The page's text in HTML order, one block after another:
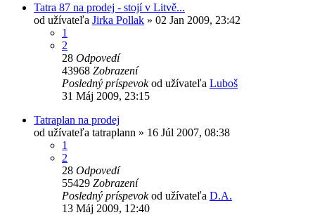
Tatra 87 na prodej - stojí v Litvě...
od užívateľa Jirka Pollak » 02 Jan 2009, 23:42
1
2
28 Odpovedí
43968 Zobrazení
Posledný príspevokod užívateľa Luboš
31 Máj 2009, 23:15
Tatraplan na prodej
od užívateľa tatraplann » 16 Júl 2007, 08:38
1
2
28 Odpovedí
55429 Zobrazení
Posledný príspevokod užívateľa D.A.
13 Máj 2009, 12:40